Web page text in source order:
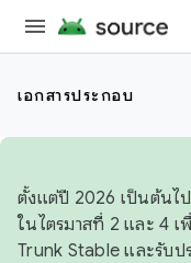
เอกสารประกอบ
ตั้งแต่ปี 2026 เป็นต้นไป
ในไตรมาสที่ 2 และ 4
Trunk Stable และรับป